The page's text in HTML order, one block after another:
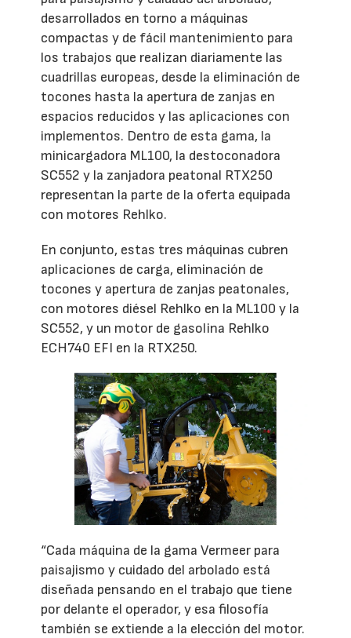
desarrollados en torno a máquinas
compactas y de fácil mantenimiento para
los trabajos que realizan diariamente las
cuadrillas europeas, desde la eliminación de
tocones hasta la apertura de zanjas en
espacios reducidos y las aplicaciones con
implementos. Dentro de esta gama, la
minicargadora ML100, la destoconadora
SC552 y la zanjadora peatonal RTX250
representan la parte de la oferta equipada
con motores Rehlko.
En conjunto, estas tres máquinas cubren
aplicaciones de carga, eliminación de
tocones y apertura de zanjas peatonales,
con motores diésel Rehlko en la ML100 y la
SC552, y un motor de gasolina Rehlko
ECH740 EFI en la RTX250.
“Cada máquina de la gama Vermeer para
paisajismo y cuidado del arbolado está
diseñada pensando en el trabajo que tiene
por delante el operador, y esa filosofía
también se extiende a la elección del motor.